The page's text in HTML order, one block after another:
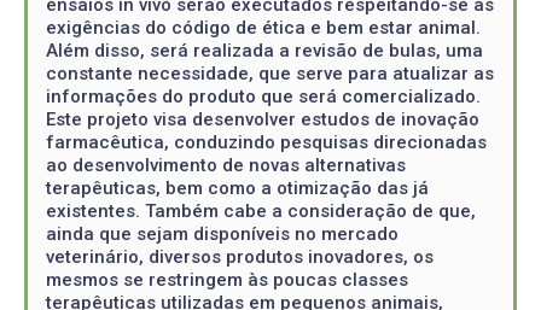
exigências do código de ética e bem estar animal.
Além disso, será realizada a revisão de bulas, uma
constante necessidade, que serve para atualizar as
informações do produto que será comercializado.
Este projeto visa desenvolver estudos de inovação
farmacêutica, conduzindo pesquisas direcionadas
ao desenvolvimento de novas alternativas
terapêuticas, bem como a otimização das já
existentes. Também cabe a consideração de que,
ainda que sejam disponíveis no mercado
veterinário, diversos produtos inovadores, os
mesmos se restringem às poucas classes
terapêuticas utilizadas em pequenos animais,